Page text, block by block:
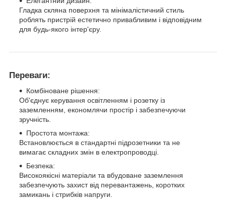
Гладка скляна поверхня та мінімалістичний стиль
роблять пристрій естетично привабливим і відповідним
для будь-якого інтер'єру.
Переваги:
Комбіноване рішення:
Об'єднує керування освітленням і розетку із
заземленням, економлячи простір і забезпечуючи
зручність.
Простота монтажа:
Встановлюється в стандартні підрозетники та не
вимагає складних змін в електропроводці.
Безпека:
Високоякісні матеріали та вбудоване заземлення
забезпечують захист від перевантажень, коротких
замикань і стрибків напруги.